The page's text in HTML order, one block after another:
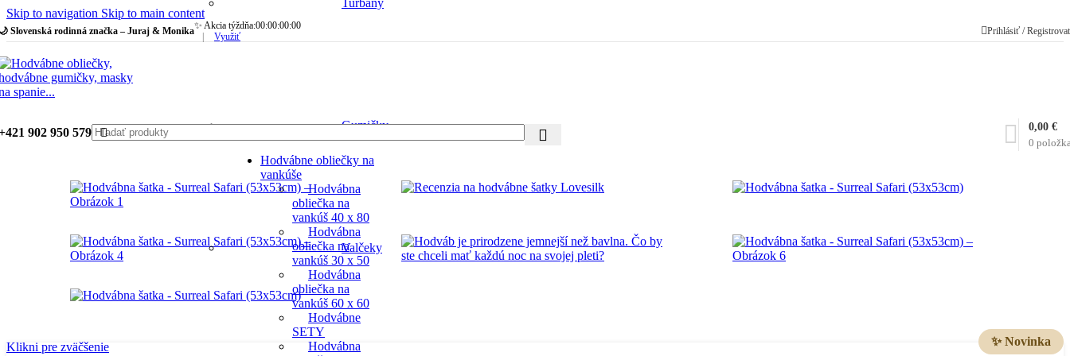
Skip to navigation Skip to main content
Slovenská rodinná značka – Juraj & Monika✨ Akcia týždňa:00:00:00:00
Využiť Prihlásiť /
Turbany
Gumičky
Valčeky
902 950 579
Hodvábne obliečky na
vankúše
Hodvábna
obliečka na
vankúš 40 x 80
Hodvábna
obliečka na
vankúš 30 x 50
Hodvábna
obliečka na
vankúš 60 x 60
Hodvábne
SETY
Hodvábna
0
0,00 €
✨ Novinka
Klikni pre zväčšenie